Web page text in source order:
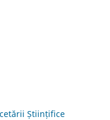
Științifice